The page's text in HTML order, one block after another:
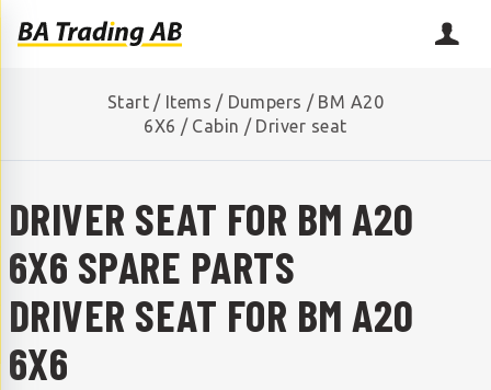
Start / Items / Dumpers / BM A20
6X6 / Cabin / Driver seat
DRIVER SEAT FOR BM A20
6X6 SPARE PARTS
DRIVER SEAT FOR BM A20
6X6